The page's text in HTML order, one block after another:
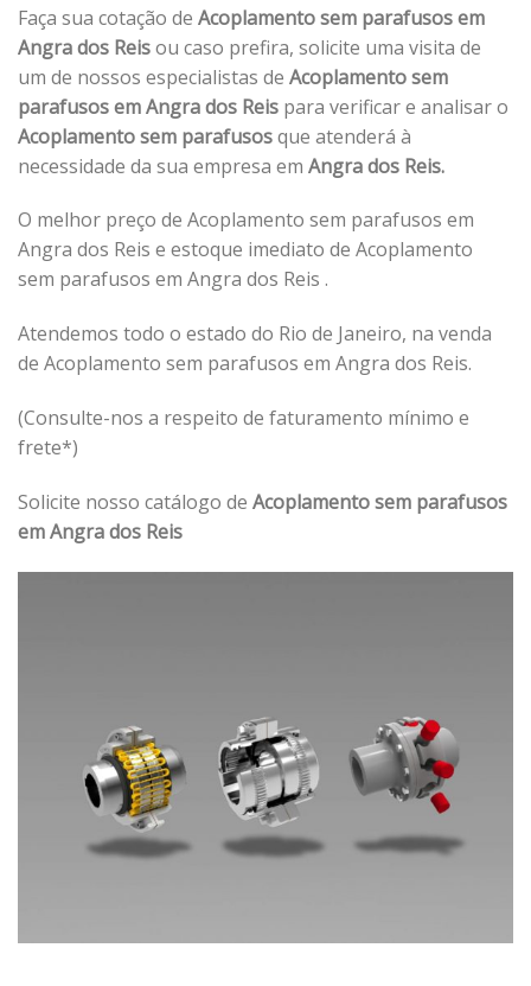
Faça sua cotação de Acoplamento sem parafusos em
Angra dos Reisou caso prefira, solicite uma visita de
um de nossos especialistas de Acoplamento sem
parafusos em Angra dos Reis para verificar e analisar o
Acoplamento sem parafusosque atenderá à
necessidade da sua empresa em Angra dos Reis.
O melhor preço de Acoplamento sem parafusos em
Angra dos Reis e estoque imediato de Acoplamento
sem parafusos em Angra dos Reis .
Atendemos todo o estado do Rio de Janeiro, na venda
de Acoplamento sem parafusos em Angra dos Reis.
(Consulte-nos a respeito de faturamento mínimo e
frete*)
Solicite nosso catálogo de Acoplamento sem parafusos
em Angra dos Reis